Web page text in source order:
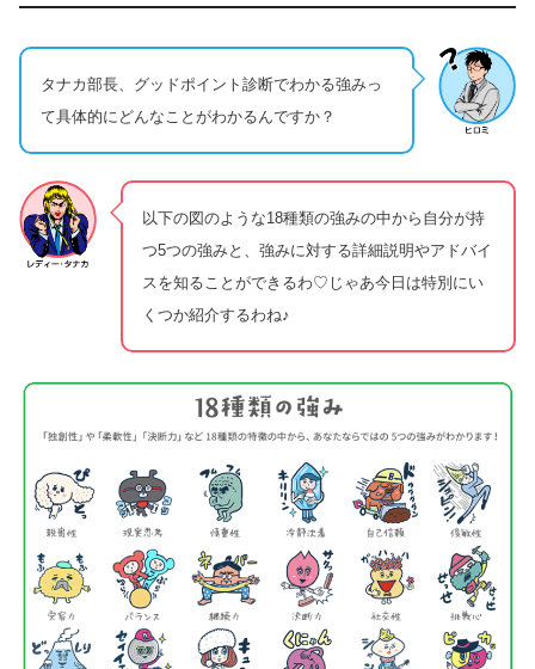
タナカ部長、グッドポイント診断でわかる強みっ
て具体的にどんなことがわかるんですか？
以下の図のような18種類の強みの中から自分が持
つ5つの強みと、強みに対する詳細説明やアドバイ
スを知ることができるわ♡じゃあ今日は特別にい
くつか紹介するわね♪